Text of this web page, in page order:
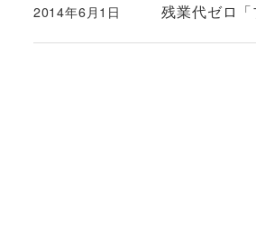
残業代ゼロ
投稿日
2014年6月1日